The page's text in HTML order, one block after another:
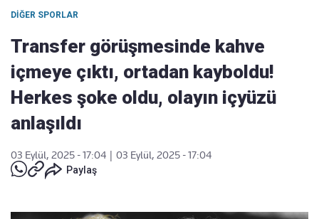
DIĞER SPORLAR
Transfer görüşmesinde kahve
içmeye çıktı, ortadan kayboldu!
Herkes şoke oldu, olayın içyüzü
anlaşıldı
03 Eylül, 2025 - 17:04
03 Eylül, 2025 - 17:04
Paylaş